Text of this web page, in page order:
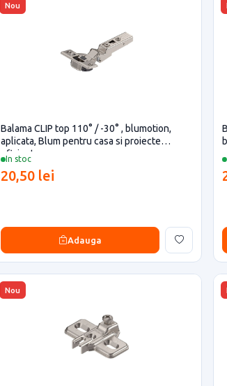
Nou
In stoc
Balama CLIP top 110° / -30° , blumotion,
aplicata, Blum pentru casa si proiecte
eficiente
20,50 lei
Adauga
Nou